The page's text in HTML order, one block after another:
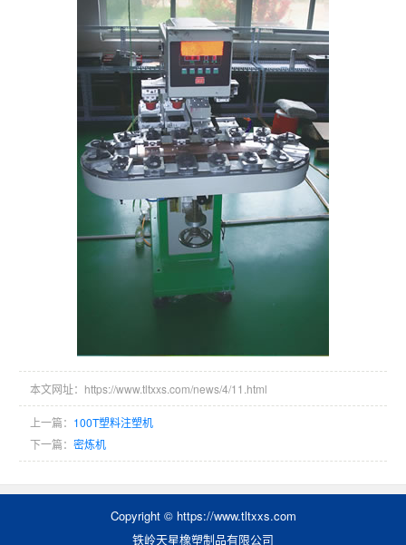
本文网址：https://www.tltxxs.com/news/4/11.html
上一篇： 100T塑料注塑机
下一篇： 密炼机
Copyright © https://www.tltxxs.com
铁岭天星橡塑制品有限公司